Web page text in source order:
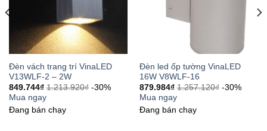
Đèn led Vinaled
37C Street No. 1, Long Trường Ward, Thủ Đức City,
TP.HCM
Phone/Zalo: 0933320468 – 0948946109 – 0938461348
Website:Đèn led Vinaled
Đèn vách trang trí VinaLED
V13WLF-2 – 2W
849.744₫ 1.213.920₫ -30%
Mua ngay
Đang bán chạy
Đèn led ốp tường VinaLED
16W V8WLF-16
879.984₫ 1.257.120₫ -30%
Mua ngay
Đang bán chạy